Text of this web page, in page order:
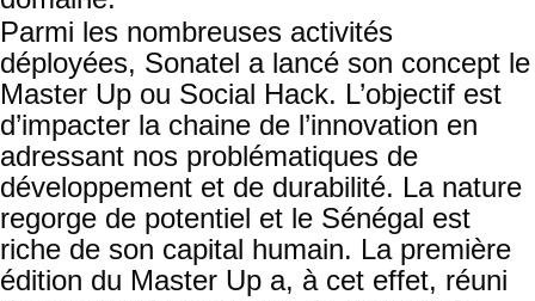
Parmi les nombreuses activités
déployées, Sonatel a lancé son concept le
Master Up ou Social Hack. L’objectif est
d’impacter la chaine de l’innovation en
adressant nos problématiques de
développement et de durabilité. La nature
regorge de potentiel et le Sénégal est
riche de son capital humain. La première
édition du Master Up a, à cet effet, réuni